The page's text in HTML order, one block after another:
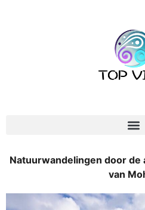
Natuurwandelingen door
van